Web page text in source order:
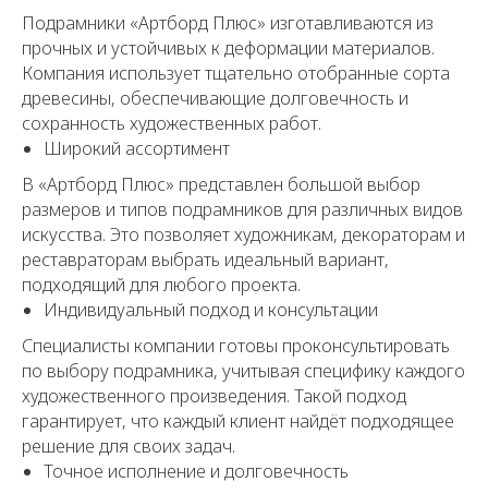
Подрамники «Артборд Плюс» изготавливаются из
прочных и устойчивых к деформации материалов.
Компания использует тщательно отобранные сорта
древесины, обеспечивающие долговечность и
сохранность художественных работ.
Широкий ассортимент
В «Артборд Плюс» представлен большой выбор
размеров и типов подрамников для различных видов
искусства. Это позволяет художникам, декораторам и
реставраторам выбрать идеальный вариант,
подходящий для любого проекта.
Индивидуальный подход и консультации
Специалисты компании готовы проконсультировать
по выбору подрамника, учитывая специфику каждого
художественного произведения. Такой подход
гарантирует, что каждый клиент найдёт подходящее
решение для своих задач.
Точное исполнение и долговечность